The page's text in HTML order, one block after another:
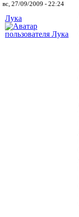
вс, 27/09/2009 - 22:24
Лука